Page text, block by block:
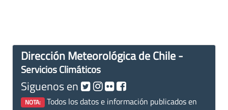
Dirección Meteorológica de Chile -
Servicios Climáticos
Siguenos en
NOTA: Todos los datos e información publicados en